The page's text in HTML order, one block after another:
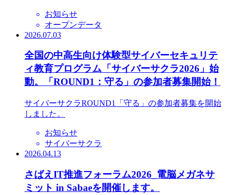
お知らせ
オープンデータ
2026.07.03
全国の中高生向け体験型サイバーセキュリテ
ィ教育プログラム「サイバーサクラ2026」始
動。「ROUND1：守る」の参加者募集開始！
サイバーサクラROUND1「守る」の参加者募集を開始
しました。
お知らせ
サイバーサクラ
2026.04.13
さばえIT推進フォーラム2026_電脳メガネサ
ミット in Sabaeを開催します。